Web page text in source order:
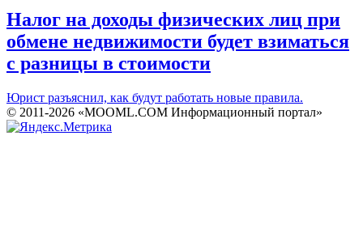
Налог на доходы физических лиц при
обмене недвижимости будет взиматься
с разницы в стоимости
Юрист разъяснил, как будут работать новые правила.
© 2011-2026 «MOOML.COM Информационный портал»